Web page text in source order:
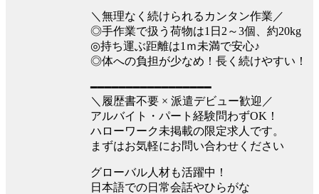
＼無理なく続けられるカンタン作業／
◎手作業で扱う荷物は1日2～3個、約20kg
◎持ち運ぶ距離は1ｍ未満で安心♪
◎体への負担が少なめ！長く続けやすい！
━━━━━━━━━━━━━━━━━
＼履歴書不要 × 派遣デビュー歓迎／
アルバイト・パート経験問わずOK！
ハローワーク未掲載の限定求人です。
まずはお気軽にお問い合わせください
グローバル人材も活躍中！
日本語での日常会話やひらがな